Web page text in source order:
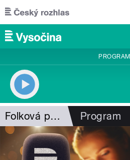
Přejít k hlavnímu obsahu
PROGRAM
Folková pohlazení Program